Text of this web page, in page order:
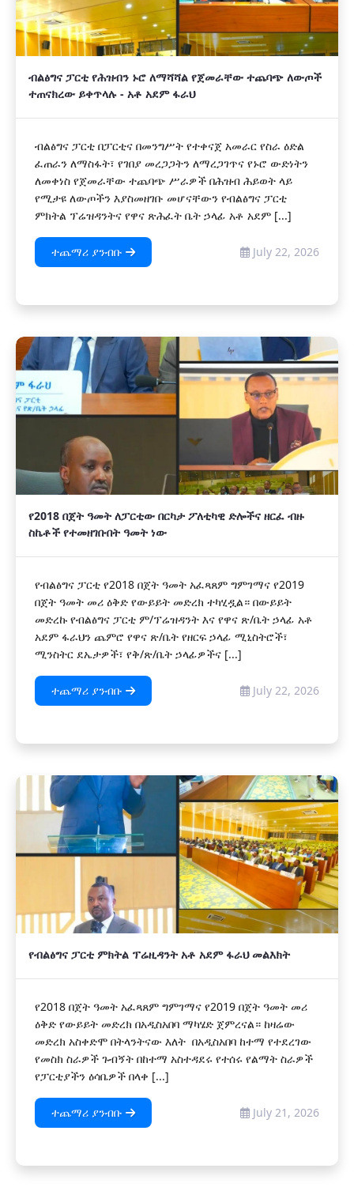
ብልፅግና ፓርቲ የሕዝብን ኑሮ ለማሻሻል የጀመራቸው ተጨባጭ ለውጦች
ተጠናክረው ይቀጥላሉ - አቶ አደም ፋራህ
ብልፅግና ፓርቲ በፓርቲና በመንግሥት የተቀናጀ አመራር የስራ ዕድል
ፈጠራን ለማስፋት፣ የገበያ መረጋጋትን ለማረጋገጥና የኑሮ ውድነትን
ለመቀነስ የጀመራቸው ተጨባጭ ሥራዎች በሕዝብ ሕይወት ላይ
የሚታዩ ለውጦችን እያስመዘገቡ መሆናቸውን የብልፅግና ፓርቲ
ምክትል ፕሬዝዳንትና የዋና ጽሕፈት ቤት ኃላፊ አቶ አደም [...]
ተጨማሪ ያንብቡ July 22, 2026
የ2018 በጀት ዓመት ለፓርቲው በርካታ ፖለቲካዊ ድሎችና ዘርፈ ብዙ
ስኬቶች የተመዘገቡበት ዓመት ነው
የብልፅግና ፓርቲ የ2018 በጀት ዓመት አፈጻጸም ግምገማና የ2019
በጀት ዓመት መሪ ዕቅድ የውይይት መድረክ ተካሂዷል። በውይይት
መድረኩ የብልፅግና ፓርቲ ም/ፕሬዝዳንት እና የዋና ጽ/ቤት ኃላፊ አቶ
አደም ፋራህን ጨምሮ የዋና ጽ/ቤት የዘርፍ ኃላፊ ሚኒስትሮች፣
ሚንስትር ደኤታዎች፣ የቅ/ጽ/ቤት ኃላፊዎችና [...]
ተጨማሪ ያንብቡ July 22, 2026
የብልፅግና ፓርቲ ምክትል ፕሬዚዳንት አቶ አደም ፋራህ መልእክት
የ2018 በጀት ዓመት አፈጻጸም ግምገማና የ2019 በጀት ዓመት መሪ
ዕቅድ የውይይት መድረክ በአዲስአበባ ማካሄድ ጀምረናል። ከዛሬው
መድረክ አስቀድሞ በትላንትናው እለት በአዲስአበባ ከተማ የተደረገው
የመስክ ስራዎች ጉብኝት በከተማ አስተዳደሩ የተሰሩ የልማት ስራዎች
የፓርቲያችን ዕሳቤዎች በላቀ [...]
ተጨማሪ ያንብቡ July 21, 2026